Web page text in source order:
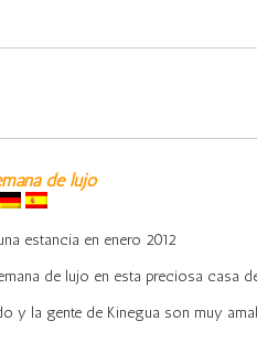
de lujo
estancia en enero 2012
de lujo en esta preciosa casa
y la gente de Kinegua son muy